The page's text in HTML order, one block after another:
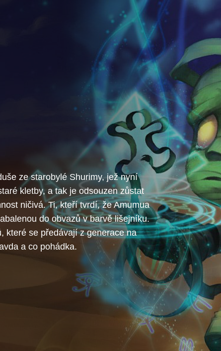
ze starobylé Shurimy, jež nyní
kletby, a tak je odsouzen zůstat
ničivá. Ti, kteří tvrdí, že Amumua
do obvazů v barvě lišejníku.
které se předávají z generace na
a co pohádka.